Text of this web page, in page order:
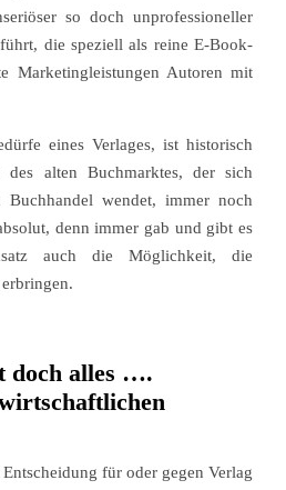
so doch unprofessioneller
die speziell als reine E-Book-
Marketingleistungen Autoren mit
eines Verlages, ist historisch
des alten Buchmarktes, der sich
Buchhandel wendet, immer noch
denn immer gab und gibt es
auch die Möglichkeit, die
doch alles ….
für oder gegen Verlag